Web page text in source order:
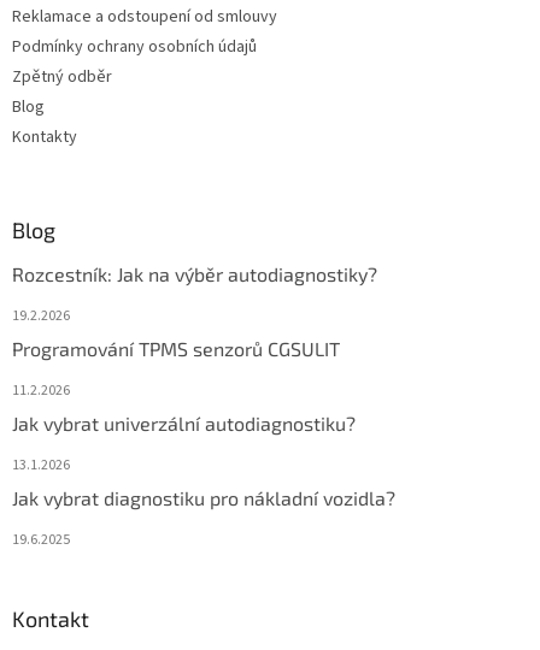
Reklamace a odstoupení od smlouvy
Podmínky ochrany osobních údajů
Zpětný odběr
Blog
Kontakty
Blog
Rozcestník: Jak na výběr autodiagnostiky?
19.2.2026
Programování TPMS senzorů CGSULIT
11.2.2026
Jak vybrat univerzální autodiagnostiku?
13.1.2026
Jak vybrat diagnostiku pro nákladní vozidla?
19.6.2025
Kontakt